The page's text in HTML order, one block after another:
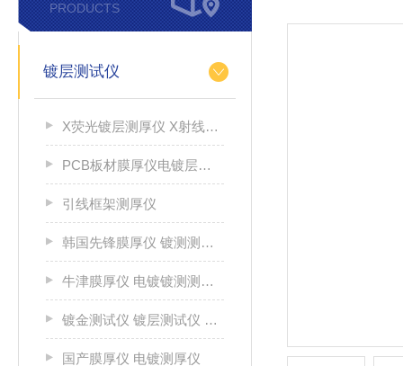
PRODUCTS
镀层测试仪
X荧光镀层测厚仪 X射线荧光测厚仪 涂层测厚仪 射线镀层生产厂家
PCB板材膜厚仪电镀层测厚仪
引线框架测厚仪
韩国先锋膜厚仪 镀测测试仪
牛津膜厚仪 电镀镀测测试仪
镀金测试仪 镀层测试仪 光谱分析仪
国产膜厚仪 电镀测厚仪